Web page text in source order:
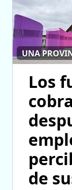
UNA
Los
de